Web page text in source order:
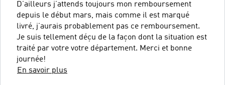
D’ailleurs j’attends toujours mon remboursement
depuis le début mars, mais comme il est marqué
livré, j’aurais probablement pas ce remboursement.
Je suis tellement déçu de la façon dont la situation est
traité par votre votre département. Merci et bonne
journée!
En savoir plus